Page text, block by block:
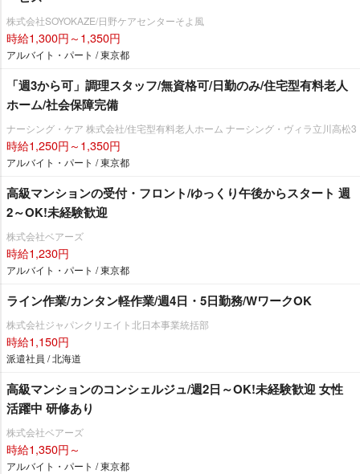
株式会社SOYOKAZE/日野ケアセンターそよ風
時給1,300円～1,350円
アルバイト・パート / 東京都
「週3から可」調理スタッフ/無資格可/日勤のみ/住宅型有料老人
ホーム/社会保障完備
ナーシング・ケア 株式会社/住宅型有料老人ホーム ナーシング・ヴィラ立川高松3
時給1,250円～1,350円
アルバイト・パート / 東京都
高級マンションの受付・フロント/ゆっくり午後からスタート 週
2～OK!未経験歓迎
株式会社ベアーズ
時給1,230円
アルバイト・パート / 東京都
ライン作業/カンタン軽作業/週4日・5日勤務/WワークOK
株式会社ジャパンクリエイト北日本事業統括部
時給1,150円
派遣社員 / 北海道
高級マンションのコンシェルジュ/週2日～OK!未経験歓迎 女性
活躍中 研修あり
株式会社ベアーズ
時給1,350円～
アルバイト・パート / 東京都